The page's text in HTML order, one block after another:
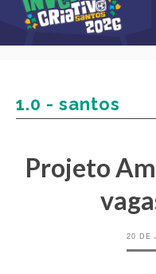
1.0 - santos
Projeto
20 DE